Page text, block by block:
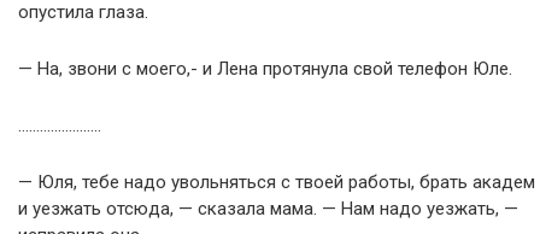
опустила глаза.
— На, звони с моего,- и Лена протянула свой телефон Юле.
…………………..
— Юля, тебе надо увольняться с твоей работы, брать академ
и уезжать отсюда, — сказала мама. — Нам надо уезжать, —